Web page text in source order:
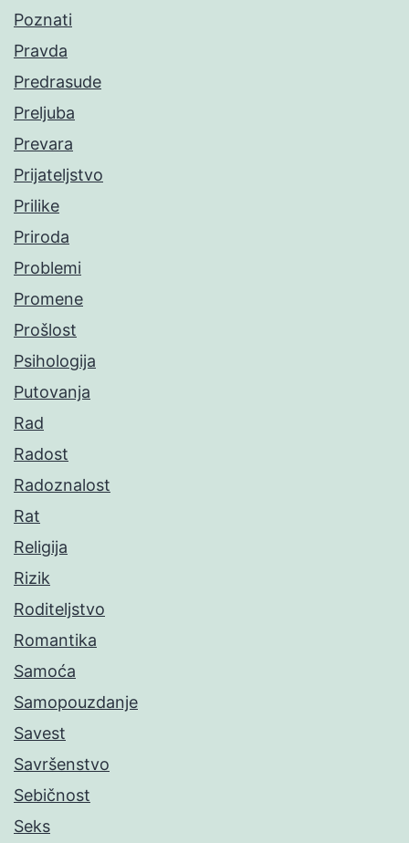
Poznati
Pravda
Predrasude
Preljuba
Prevara
Prijateljstvo
Prilike
Priroda
Problemi
Promene
Prošlost
Psihologija
Putovanja
Rad
Radost
Radoznalost
Rat
Religija
Rizik
Roditeljstvo
Romantika
Samoća
Samopouzdanje
Savest
Savršenstvo
Sebičnost
Seks